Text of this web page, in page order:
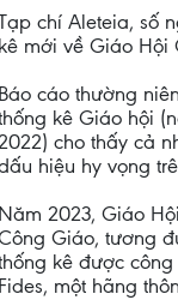
chí Aleteia, số
kê mới về Giáo Hội
Báo cáo thường
kê Giáo hội
cho thấy cả
hiệu hy vọng
Năm 2023, Giáo
Giáo, tương
kê được
Fides, một hãng